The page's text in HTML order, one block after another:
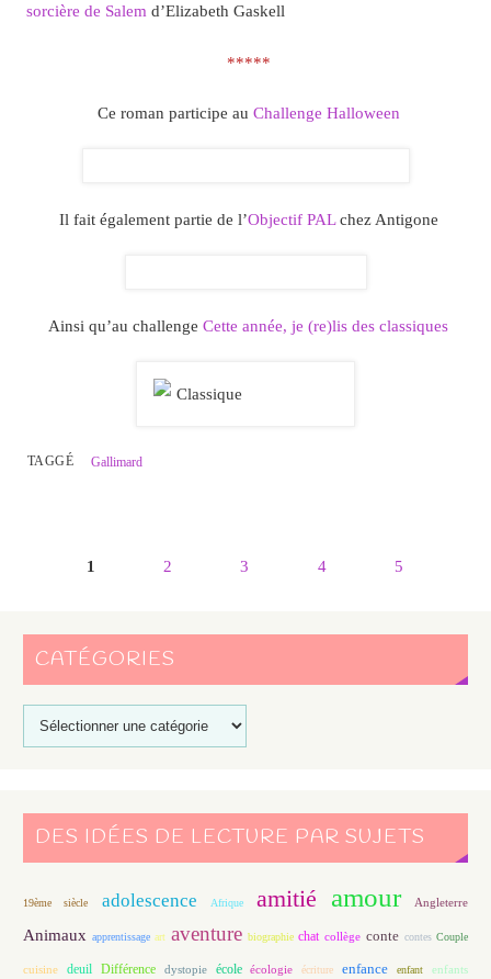
sorcière de Salem d’Elizabeth Gaskell
*****
Ce roman participe au Challenge Halloween
Il fait également partie de l’Objectif PALchez Antigone
Ainsi qu’au challenge Cette année, je (re)lis des classiques
TAGGÉ Gallimard
1 2 3 4 5
CATÉGORIES
DES IDÉES DE LECTURE PAR SUJETS
19ème siècle adolescence Afrique amitié amour Angleterre
Animaux apprentissage art aventure biographie chat collège conte contes Couple
cuisine deuil Différence dystopie école écologie écriture enfance enfant enfants